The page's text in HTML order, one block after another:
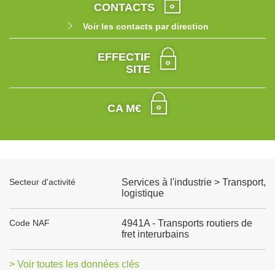
CONTACTS
Voir les contacts par direction
EFFECTIF
SITE
CA M€
Secteur d'activité
Services à l'industrie > Transport,
logistique
Code NAF
4941A - Transports routiers de
fret interurbains
> Voir toutes les données clés